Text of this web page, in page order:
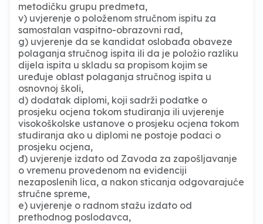
metodičku grupu predmeta,
v) uvjerenje o položenom stručnom ispitu za
samostalan vaspitno-obrazovni rad,
g) uvjerenje da se kandidat oslobađa obaveze
polaganja stručnog ispita ili da je položio razliku
dijela ispita u skladu sa propisom kojim se
uređuje oblast polaganja stručnog ispita u
osnovnoj školi,
d) dodatak diplomi, koji sadrži podatke o
prosjeku ocjena tokom studiranja ili uvjerenje
visokoškolske ustanove o prosjeku ocjena tokom
studiranja ako u diplomi ne postoje podaci o
prosjeku ocjena,
đ) uvjerenje izdato od Zavoda za zapošljavanje
o vremenu provedenom na evidenciji
nezaposlenih lica, a nakon sticanja odgovarajuće
stručne spreme,
e) uvjerenje o radnom stažu izdato od
prethodnog poslodavca,